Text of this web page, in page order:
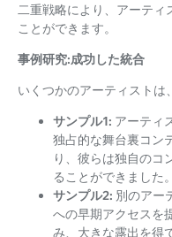
二重戦略により、アーティ
ことができます。
事例研究:成功した統合
いくつかのアーティスト
サンプル1: アーティ
独占的な舞台裏コン
り、彼らは独自のコ
ることができました。
サンプル2: 別のアー
への早期アクセスを
み、大きな露出を得